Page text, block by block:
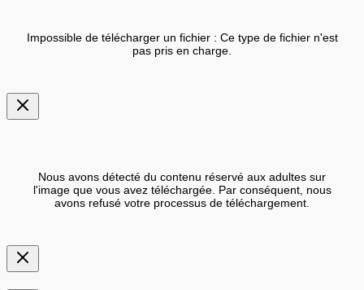
Impossible de télécharger un fichier : Ce type de fichier n'est
pas pris en charge.
Nous avons détecté du contenu réservé aux adultes sur
l'image que vous avez téléchargée. Par conséquent, nous
avons refusé votre processus de téléchargement.